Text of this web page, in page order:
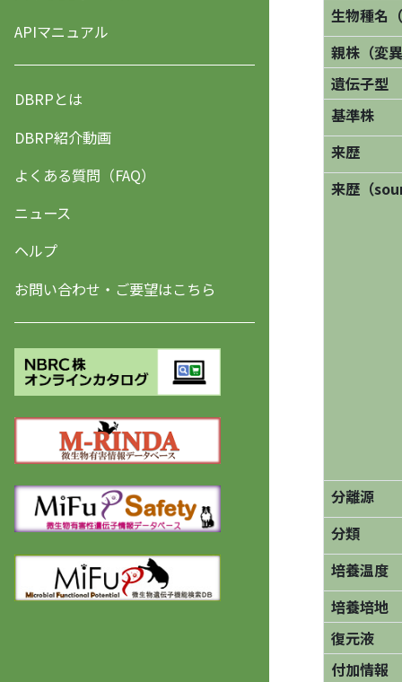
APIマニュアル
DBRPとは
DBRP紹介動画
よくある質問（FAQ）
ニュース
ヘルプ
お問い合わせ・ご要望はこちら
生物種名
親株（変
遺伝子型
基準株
来歴
来歴（
分離源
分類
培養温度
培養培地
復元液
付加情報